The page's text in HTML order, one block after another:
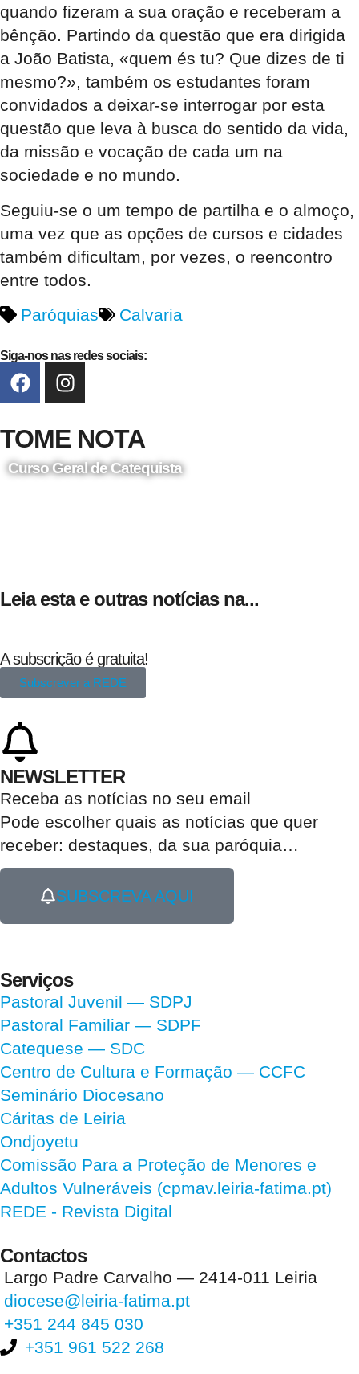
quando fizeram a sua oração e receberam a
bênção. Partindo da questão que era dirigida
a João Batista, «quem és tu? Que dizes de ti
mesmo?», também os estudantes foram
convidados a deixar-se interrogar por esta
questão que leva à busca do sentido da vida,
da missão e vocação de cada um na
sociedade e no mundo.
Seguiu-se o um tempo de partilha e o almoço,
uma vez que as opções de cursos e cidades
também dificultam, por vezes, o reencontro
entre todos.
Paróquias
Calvaria
Siga-nos nas redes sociais:
TOME NOTA
Curso Geral de Catequista
Leia esta e outras notícias na...
A subscrição é gratuita!
Subscrever a REDE
NEWSLETTER
Receba as notícias no seu email​
Pode escolher quais as notícias que quer
receber: destaques, da sua paróquia
SUBSCREVA AQUI
Serviços
Pastoral Juvenil — SDPJ
Pastoral Familiar — SDPF
Catequese — SDC
Centro de Cultura e Formação — CCFC
Seminário Diocesano
Cáritas de Leiria
Ondjoyetu
Comissão Para a Proteção de Menores e
Adultos Vulneráveis (cpmav.leiria-fatima.pt)
REDE - Revista Digital
Contactos
Largo Padre Carvalho — 2414-011 Leiria
diocese@leiria-fatima.pt
+351 244 845 030
+351 961 522 268